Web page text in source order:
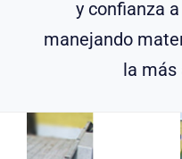
y confianza
manejando
la más